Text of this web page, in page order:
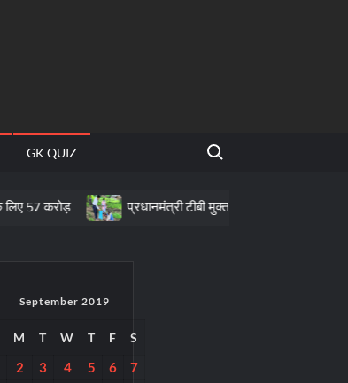
GK QUIZ
Search for:
प्रधानमंत्री टीबी मुक्त भारत अभियान के तहत पीवीटीजी क्षेत्रों में
September 2019
M T W T F S
2 3 4 5 6
7